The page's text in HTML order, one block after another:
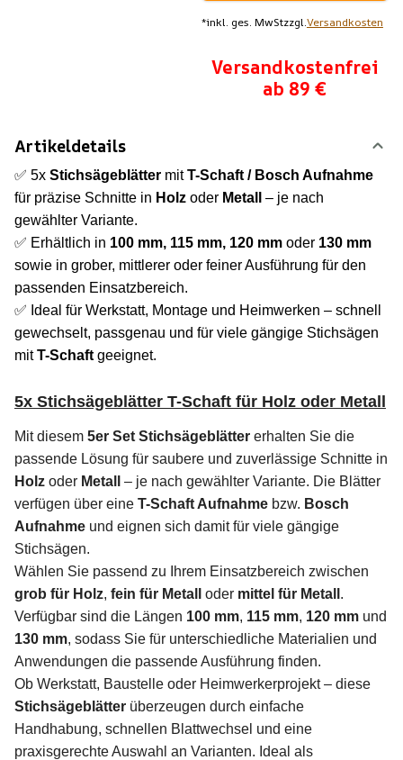
*inkl. ges. MwStzzgl.Versandkosten
Versandkostenfrei
ab 89 €
Artikeldetails
✅ 5x Stichsägeblätter mitT-Schaft / Bosch Aufnahme
für präzise Schnitte in Holz oder Metall
– je nach
gewählter Variante.
✅ Erhältlich in 100 mm, 115 mm, 120 mm oder 130 mm
sowie in grober, mittlerer oder feiner Ausführung für den
passenden Einsatzbereich.
✅ Ideal für Werkstatt, Montage und Heimwerken – schnell
gewechselt, passgenau und für viele gängige Stichsägen
mitT-Schaft geeignet.
5x Stichsägeblätter T-Schaft für Holz oder Metall
Mit diesem 5er Set Stichsägeblätter erhalten Sie die
passende Lösung für saubere und zuverlässige Schnitte in
Holz oder Metall
– je nach gewählter Variante. Die Blätter
verfügen über eine T-Schaft Aufnahme bzw. Bosch
Aufnahme und eignen sich damit für viele gängige
Stichsägen.
Wählen Sie passend zu Ihrem Einsatzbereich zwischen
grob für Holz, fein für Metall oder mittel für Metall .
Verfügbar sind die Längen 100 mm, 115 mm, 120 mm und
130 mm, sodass Sie für unterschiedliche Materialien und
Anwendungen die passende Ausführung finden.
Ob Werkstatt, Baustelle oder Heimwerkerprojekt – diese
Stichsägeblätter überzeugen durch einfache
Handhabung, schnellen Blattwechsel und eine
praxisgerechte Auswahl an Varianten. Ideal als